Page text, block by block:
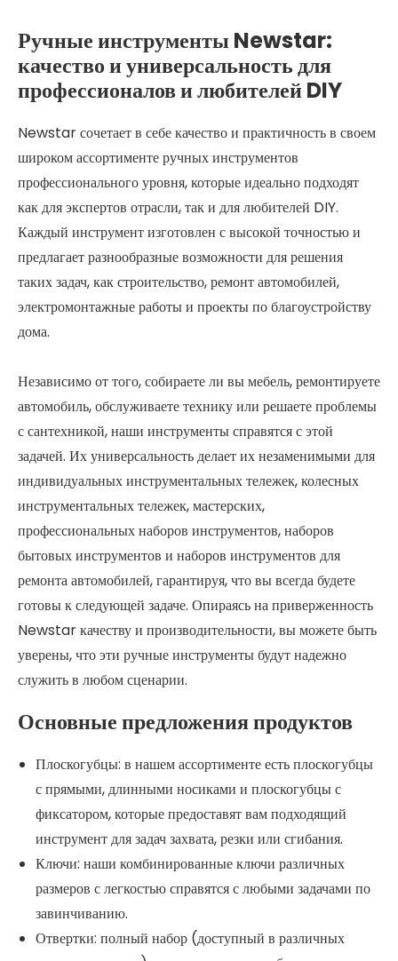
Ручные инструменты Newstar:
качество и универсальность для
профессионалов и любителей DIY
Newstar сочетает в себе качество и практичность в своем
широком ассортименте ручных инструментов
профессионального уровня, которые идеально подходят
как для экспертов отрасли, так и для любителей DIY.
Каждый инструмент изготовлен с высокой точностью и
предлагает разнообразные возможности для решения
таких задач, как строительство, ремонт автомобилей,
электромонтажные работы и проекты по благоустройству
дома.
Независимо от того, собираете ли вы мебель, ремонтируете
автомобиль, обслуживаете технику или решаете проблемы
с сантехникой, наши инструменты справятся с этой
задачей. Их универсальность делает их незаменимыми для
индивидуальных инструментальных тележек, колесных
инструментальных тележек, мастерских,
профессиональных наборов инструментов, наборов
бытовых инструментов и наборов инструментов для
ремонта автомобилей, гарантируя, что вы всегда будете
готовы к следующей задаче. Опираясь на приверженность
Newstar качеству и производительности, вы можете быть
уверены, что эти ручные инструменты будут надежно
служить в любом сценарии.
Основные предложения продуктов
Плоскогубцы: в нашем ассортименте есть плоскогубцы
с прямыми, длинными носиками и плоскогубцы с
фиксатором, которые предоставят вам подходящий
инструмент для задач захвата, резки или сгибания.
Ключи: наши комбинированные ключи различных
размеров с легкостью справятся с любыми задачами по
завинчиванию.
Отвертки: полный набор (доступный в различных